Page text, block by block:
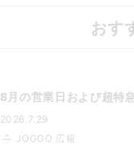
おす
8月の営業日および超特
2026.7.29
JOGGO 広報